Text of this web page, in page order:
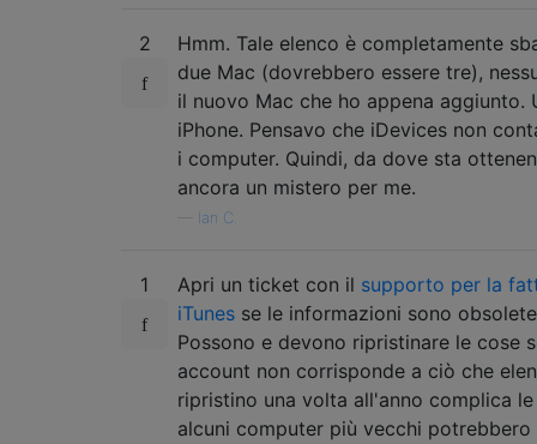
2
Hmm. Tale elenco è completamente
due Mac (dovrebbero essere tre),
il nuovo Mac che ho appena aggiunto.
iPhone. Pensavo che iDevices non
i computer. Quindi, da dove sta
ancora un mistero per me.
Ian C.
1 Apri un ticket con il supporto per la
iTunes se le informazioni sono
Possono e devono ripristinare le cose
account non corrisponde a ciò che
ripristino una volta all'anno complica
alcuni computer più vecchi potrebbero